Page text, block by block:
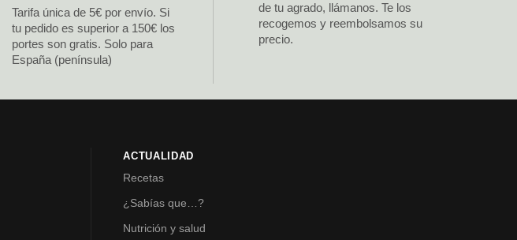
Tarifa única de 5€ por envío. Si
tu pedido es superior a 150€ los
portes son gratis. Solo para
España (península)
de tu agrado, llámanos. Te los
recogemos y reembolsamos su
precio.
ACTUALIDAD
Recetas
¿Sabías que…?
Nutrición y salud